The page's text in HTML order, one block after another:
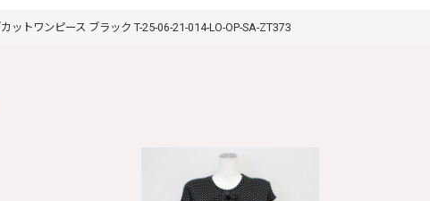
ットワンピース ブラック T-25-06-21-014-LO-OP-SA-ZT373